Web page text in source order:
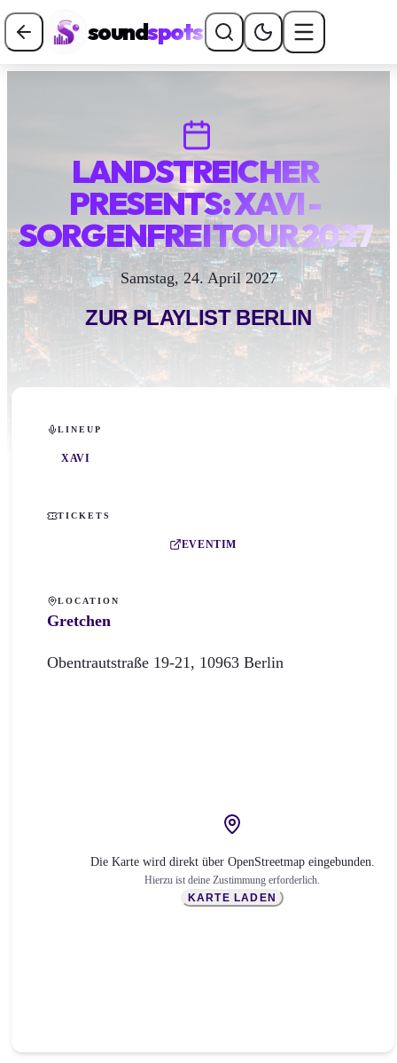
soundspots
LANDSTREICHER
PRESENTS: XAVI -
SORGENFREI TOUR 2027
Samstag, 24. April 2027
ZUR PLAYLISTBERLIN
LINEUP
XAVI
TICKETS
EVENTIM
LOCATION
Gretchen
Obentrautstraße 19-21, 10963 Berlin
Die Karte wird direkt über OpenStreetmap eingebunden.
Hierzu ist deine Zustimmung erforderlich.
KARTE LADEN